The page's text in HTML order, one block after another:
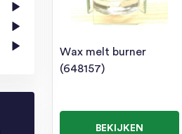
Wax melt burner
(648157)
BEKIJKEN